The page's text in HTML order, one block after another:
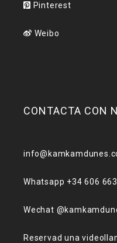
Pinterest
Weibo
CONTACTA CON
Whatsapp +34 606
Wechat
Reservad una